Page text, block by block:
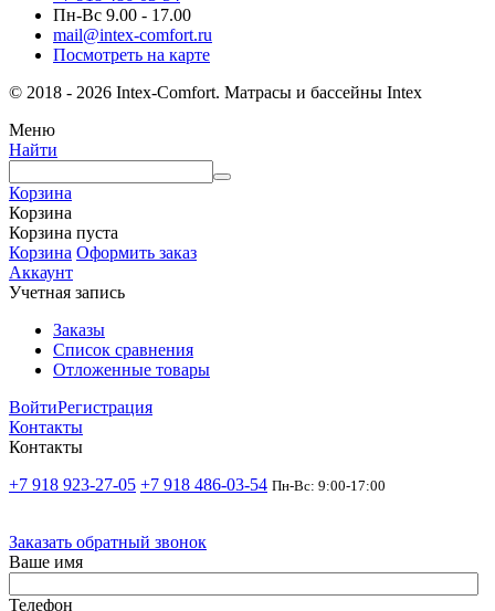
Пн-Вс 9.00 - 17.00
mail@intex-comfort.ru
Посмотреть на карте
© 2018 - 2026 Intex-Comfort. Матрасы и бассейны Intex
Меню
Найти
Корзина
Корзина
Корзина пуста
Корзина Оформить заказ
Аккаунт
Учетная запись
Заказы
Список сравнения
Отложенные товары
ВойтиРегистрация
Контакты
Контакты
+7 918 923-27-05 +7 918 486-03-54 Пн-Вс: 9:00-17:00
Заказать обратный звонок
Ваше имя
Телефон